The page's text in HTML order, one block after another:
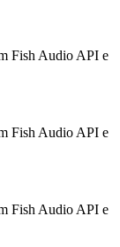
Fish Audio API e
Fish Audio API e
Fish Audio API e